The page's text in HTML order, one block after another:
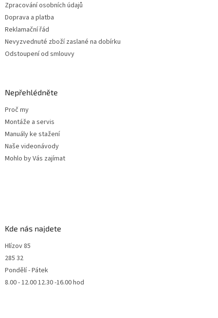
Zpracování osobních údajů
Doprava a platba
Reklamační řád
Nevyzvednuté zboží zaslané na dobírku
Odstoupení od smlouvy
Nepřehlédněte
Proč my
Montáže a servis
Manuály ke stažení
Naše videonávody
Mohlo by Vás zajímat
Kde nás najdete
Hlízov 85
285 32
Pondělí - Pátek
8.00 - 12.00 12.30 -16.00 hod